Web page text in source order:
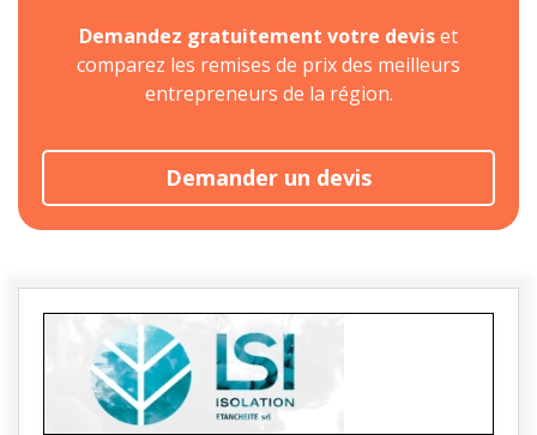
Demandez gratuitement votre deviset
comparez les remises de prix des meilleurs
entrepreneurs de la région.
Demander un devis